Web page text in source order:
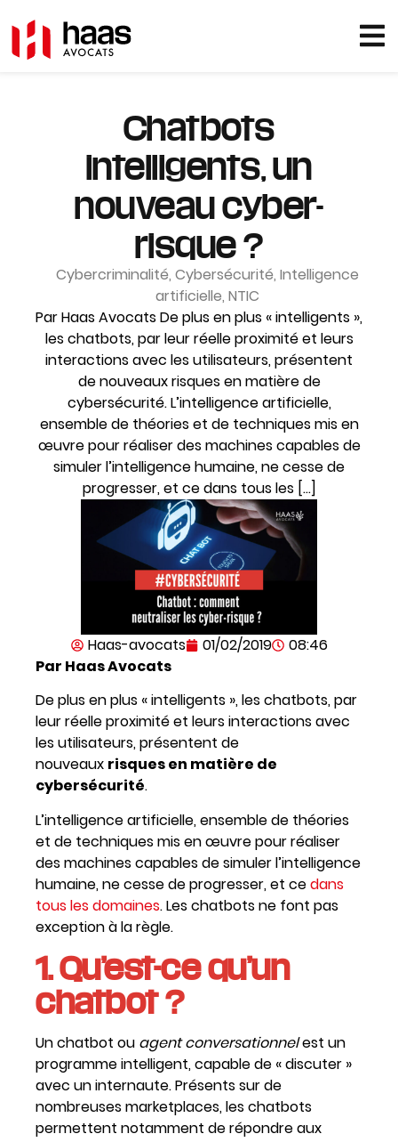
Chatbots
intelligents, un
nouveau cyber-
risque ?
Cybercriminalité, Cybersécurité, Intelligence
artificielle, NTIC
Par Haas Avocats De plus en plus « intelligents »,
les chatbots, par leur réelle proximité et leurs
interactions avec les utilisateurs, présentent
de nouveaux risques en matière de
cybersécurité. L’intelligence artificielle,
ensemble de théories et de techniques mis en
œuvre pour réaliser des machines capables de
simuler l’intelligence humaine, ne cesse de
progresser, et ce dans tous les […]
Haas-avocats 01/02/2019
08:46
Par Haas Avocats
De plus en plus « intelligents », les chatbots, par
leur réelle proximité et leurs interactions avec
les utilisateurs, présentent de
nouveaux risques en matière de
cybersécurité.
L’intelligence artificielle, ensemble de théories
et de techniques mis en œuvre pour réaliser
des machines capables de simuler l’intelligence
humaine, ne cesse de progresser, et cedans
tous les domaines. Les chatbots ne font pas
exception à la règle.
1. Qu’est-ce qu’un
chatbot ?
Un chatbot ou agent conversationnelest un
programme intelligent, capable de « discuter »
avec un internaute. Présents sur de
nombreuses marketplaces, les chatbots
permettent notamment de répondre aux